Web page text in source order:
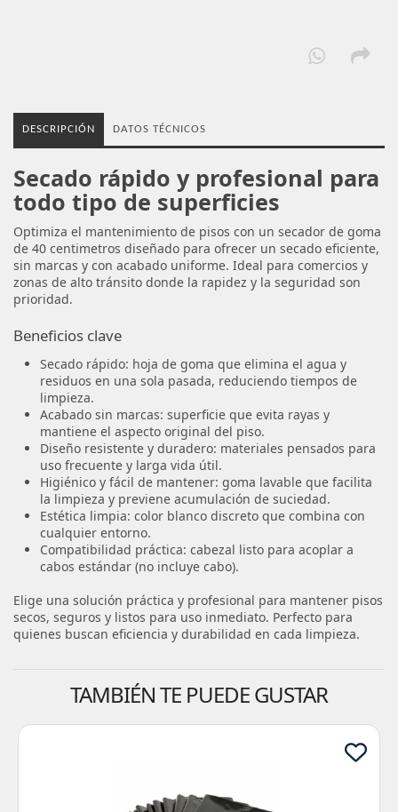
DESCRIPCIÓN DATOS TÉCNICOS
Secado rápido y profesional para
todo tipo de superficies
Optimiza el mantenimiento de pisos con un secador de goma
de 40 centimetros diseñado para ofrecer un secado eficiente,
sin marcas y con acabado uniforme. Ideal para comercios y
zonas de alto tránsito donde la rapidez y la seguridad son
prioridad.
Beneficios clave
Secado rápido: hoja de goma que elimina el agua y
residuos en una sola pasada, reduciendo tiempos de
limpieza.
Acabado sin marcas: superficie que evita rayas y
mantiene el aspecto original del piso.
Diseño resistente y duradero: materiales pensados para
uso frecuente y larga vida útil.
Higiénico y fácil de mantener: goma lavable que facilita
la limpieza y previene acumulación de suciedad.
Estética limpia: color blanco discreto que combina con
cualquier entorno.
Compatibilidad práctica: cabezal listo para acoplar a
cabos estándar (no incluye cabo).
Elige una solución práctica y profesional para mantener pisos
secos, seguros y listos para uso inmediato. Perfecto para
quienes buscan eficiencia y durabilidad en cada limpieza.
TAMBIÉN TE PUEDE GUSTAR